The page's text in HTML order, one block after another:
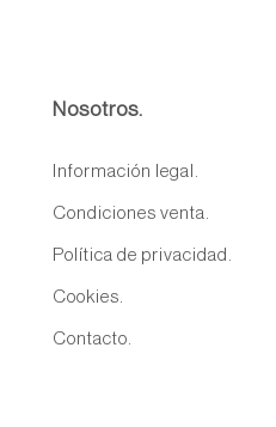
Nosotros.
Información legal.
Condiciones venta.
Política de privacidad.
Cookies.
Contacto.